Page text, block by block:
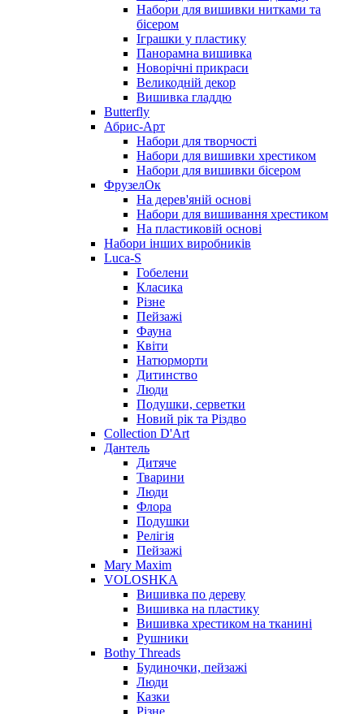
Набори для вишивки нитками та
бісером
Іграшки у пластику
Панорамна вишивка
Новорічні прикраси
Великодній декор
Вишивка гладдю
Butterfly
Абрис-Арт
Набори для творчості
Набори для вишивки хрестиком
Набори для вишивки бісером
ФрузелОк
На дерев'яній основі
Набори для вишивання хрестиком
На пластиковій основі
Набори інших виробників
Luca-S
Гобелени
Класика
Різне
Пейзажі
Фауна
Квіти
Натюрморти
Дитинство
Люди
Подушки, серветки
Новий рік та Різдво
Collection D'Art
Дантель
Дитяче
Тварини
Люди
Флора
Подушки
Релігія
Пейзажі
Mary Maxim
VOLOSHKA
Вишивка по дереву
Вишивка на пластику
Вишивка хрестиком на тканині
Рушники
Bothy Threads
Будиночки, пейзажі
Люди
Казки
Різне